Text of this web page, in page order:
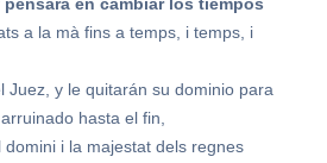
a la mà fins a temps, i temps, i
Juez, y le quitarán su dominio para
hasta el fin,
domini i la majestat dels regnes